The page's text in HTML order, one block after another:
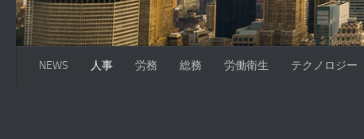
NEWS 人事 労務 総務 労働衛生 テクノロジー